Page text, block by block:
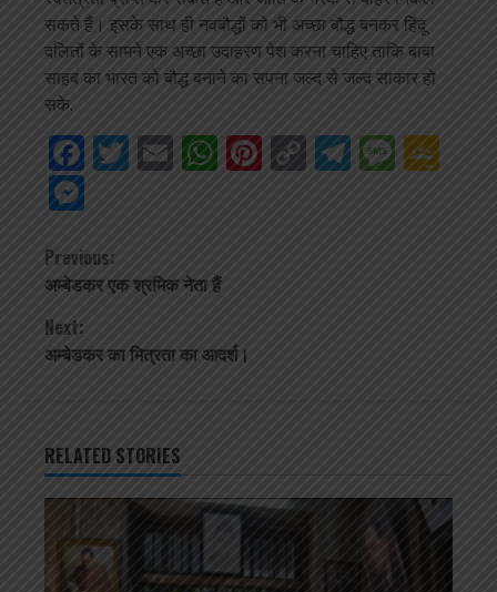
सकते हैं। इसके साथ ही नवबौद्धों को भी अच्छा बौद्ध बनकर हिंदू
दलितों के सामने एक अच्छा उदाहरण पेश करना चाहिए ताकि बाबा
साहब का भारत को बौद्ध बनाने का सपना जल्द से जल्द साकार हो
सके.
Facebook
Twitter
EmailWhatsApp
Pinterest
Copy
Continue
Reading
Previous:
अम्बेडकर एक श्रमिक नेता हैं
Next:
अम्बेडकर का मित्रता का आदर्श।
RELATED STORIES